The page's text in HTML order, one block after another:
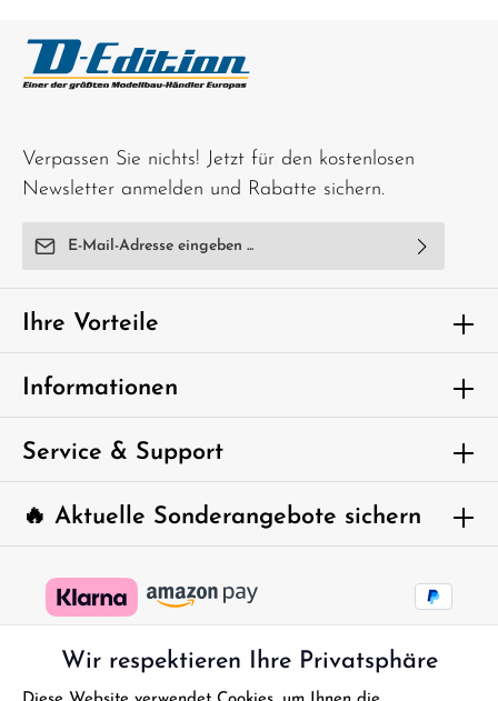
Verpassen Sie nichts! Jetzt für den kostenlosen
Newsletter anmelden und Rabatte sichern.
E-Mail-Adresse*
Ich habe dieDatenschutzbestimmungenzur Kenntnis
genommen und die
einverstanden.
Um weiterzugehen, geben Sie die oben
abgebildeten Zeichen ein*
🔥 Aktuelle Sonderangebote sichern
Ihre Vorteile
Informationen
Service & Support
Wir respektieren Ihre Privatsphäre